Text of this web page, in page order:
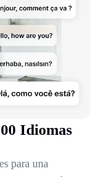
Idiomas
para una